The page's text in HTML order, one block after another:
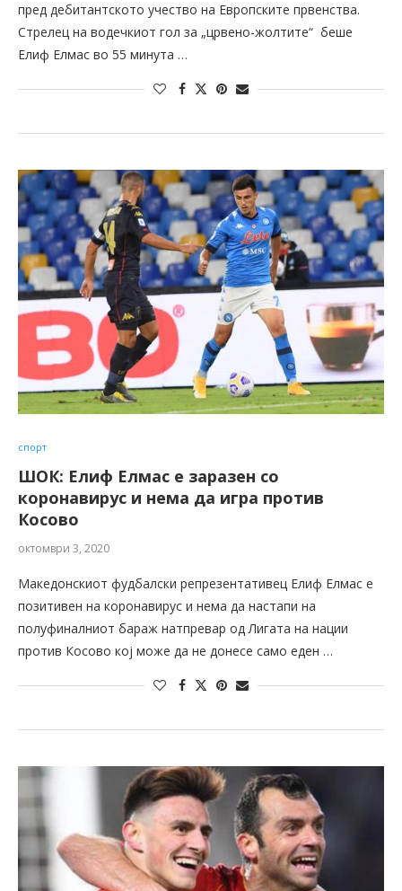
пред дебитантското учество на Европските првенства.
Стрелец на водечкиот гол за „црвено-жолтите“ беше
Елиф Елмас во 55 минута …
спорт
ШОК: Елиф Елмас е заразен со
коронавирус и нема да игра против
Косово
октомври 3, 2020
Македонскиот фудбалски репрезентативец Елиф Елмас е
позитивен на коронавирус и нема да настапи на
полуфиналниот бараж натпревар од Лигата на нации
против Косово кој може да не донесе само еден …